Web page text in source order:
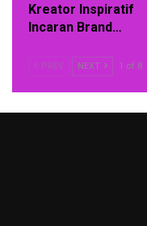
Kreator Inspiratif
Incaran Brand…
PREV NEXT 1 of 8